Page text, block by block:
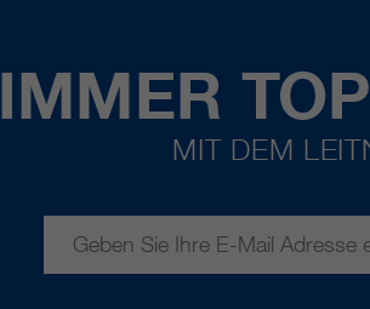
IMMER
MIT DEM